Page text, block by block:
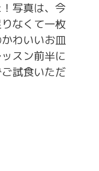
写真は、今
なくて一枚
わいいお皿
スン前半に
試食いただ